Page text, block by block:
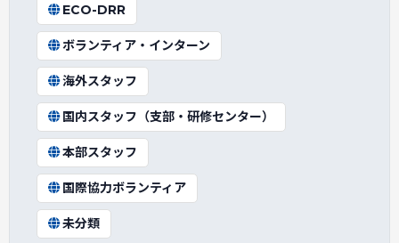
ECO-DRR
ボランティア・インターン
海外スタッフ
国内スタッフ（支部・研修センター）
本部スタッフ
国際協力ボランティア
未分類